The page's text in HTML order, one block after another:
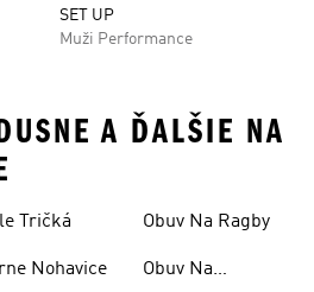
SET UP
Muži Performance
A ĎALŠIE NA
Tričká
Nohavice
Obuv Na Ragby
Obuv Na